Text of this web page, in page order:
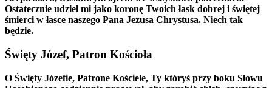
Ostatecznie udziel mi jako koronę Twoich łask dobrej i świętej
śmierci w łasce naszego Pana Jezusa Chrystusa. Niech tak
będzie.
Święty Józef, Patron Kościoła
O Święty Józefie, Patrone Kościele, Ty któryś przy boku Słowu